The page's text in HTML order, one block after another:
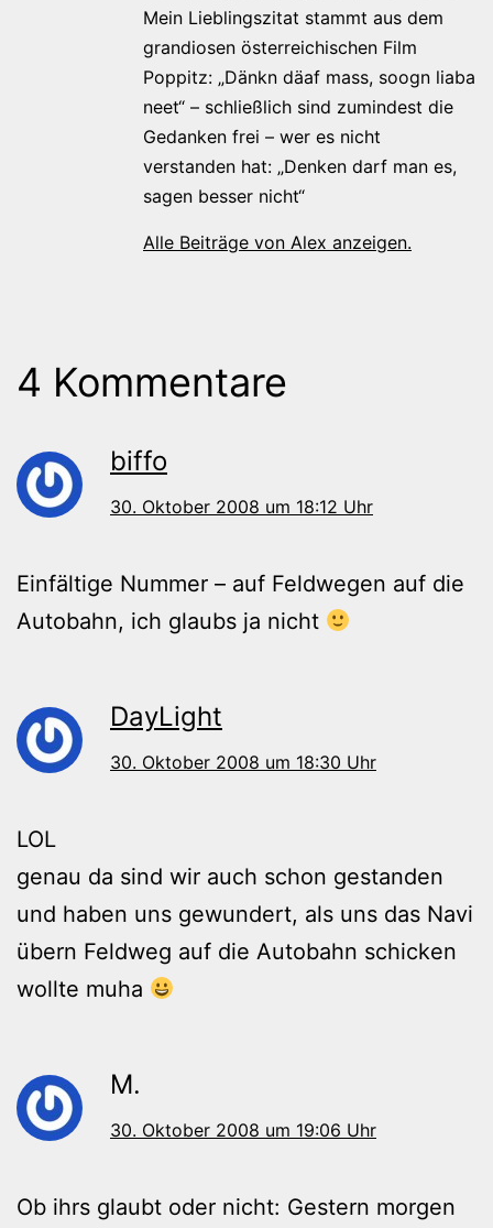
Mein Lieblingszitat stammt aus dem
grandiosen österreichischen Film
Poppitz: „Dänkn däaf mass, soogn liaba
neet“ – schließlich sind zumindest die
Gedanken frei – wer es nicht
verstanden hat: „Denken darf man es,
sagen besser nicht“
Alle Beiträge von Alex anzeigen.
4 Kommentare
biffo
30. Oktober 2008 um 18:12 Uhr
Einfältige Nummer – auf Feldwegen auf die
Autobahn, ich glaubs ja nicht
DayLight
30. Oktober 2008 um 18:30 Uhr
LOL
genau da sind wir auch schon gestanden
und haben uns gewundert, als uns das Navi
übern Feldweg auf die Autobahn schicken
wollte muha
M.
30. Oktober 2008 um 19:06 Uhr
Ob ihrs glaubt oder nicht: Gestern morgen